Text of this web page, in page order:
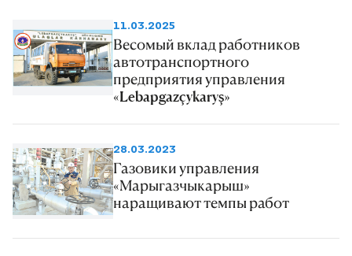
11.03.2025
Весомый вклад работников
автотранспортного
предприятия управления
«Lebapgazçykaryş»
28.03.2023
Газовики управления
«Марыгазчыкарыш»
наращивают темпы работ